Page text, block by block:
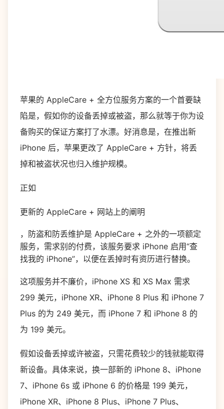
苹果的 AppleCare + 全方位服务方案的一个首要缺
陷是，假如你的设备丢掉或被盗，那么就等于你为设
备购买的保证方案打了水漂。好消息是，在推出新
iPhone 后，苹果更改了 AppleCare + 方针，将丢
掉和被盗状况也归入维护规模。
正如
更新的 AppleCare + 网站上的阐明
，防盗和防丢维护是 AppleCare + 之外的一项额定
服务，需求别的付费，该服务要求 iPhone 启用“查
找我的 iPhone”，以便在丢掉时有资历进行替换。
这项服务并不廉价，iPhone XS 和 XS Max 需求
299 美元，iPhone XR、iPhone 8 Plus 和 iPhone 7
Plus 的为 249 美元，而 iPhone 7 和 iPhone 8 的
为 199 美元。
假如设备丢掉或许被盗，只需花费较少的钱就能取得
新设备。具体来说，换一部新的 iPhone 8、iPhone
7、iPhone 6s 或 iPhone 6 的价格是 199 美元，
iPhone XR、iPhone 8 Plus、iPhone 7 Plus、